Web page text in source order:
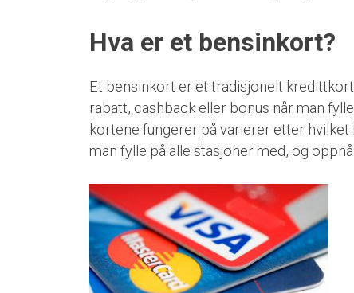
Hva er et bensinkort?
Et bensinkort er et tradisjonelt
rabatt, cashback eller bonus når man
kortene fungerer på varierer etter
man fylle på alle stasjoner med, og